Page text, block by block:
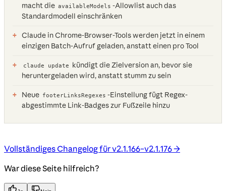
macht die availableModels -Allowlist auch das
Standardmodell einschränken
Claude in Chrome-Browser-Tools werden jetzt in einem
einzigen Batch-Aufruf geladen, anstatt einen pro Tool
claude update
kündigt die Zielversion an, bevor sie
heruntergeladen wird, anstatt stumm zu sein
Neue footerLinksRegexes -Einstellung fügt Regex-
abgestimmte Link-Badges zur Fußzeile hinzu
Vollständiges Changelog für v2.1.166–v2.1.176 →
War diese Seite hilfreich?